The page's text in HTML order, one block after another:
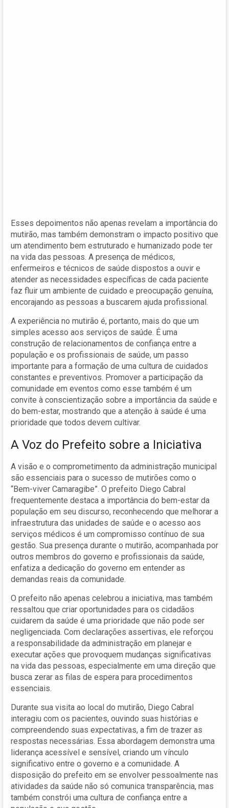
Esses depoimentos não apenas revelam a importância do
mutirão, mas também demonstram o impacto positivo que
um atendimento bem estruturado e humanizado pode ter
na vida das pessoas. A presença de médicos,
enfermeiros e técnicos de saúde dispostos a ouvir e
atender as necessidades específicas de cada paciente
faz fluir um ambiente de cuidado e preocupação genuína,
encorajando as pessoas a buscarem ajuda profissional.
A experiência no mutirão é, portanto, mais do que um
simples acesso aos serviços de saúde. É uma
construção de relacionamentos de confiança entre a
população e os profissionais de saúde, um passo
importante para a formação de uma cultura de cuidados
constantes e preventivos. Promover a participação da
comunidade em eventos como esse também é um
convite à conscientização sobre a importância da saúde e
do bem-estar, mostrando que a atenção à saúde é uma
prioridade que todos devem cultivar.
A Voz do Prefeito sobre a Iniciativa
A visão e o comprometimento da administração municipal
são essenciais para o sucesso de mutirões como o
“Bem-viver Camaragibe”. O prefeito Diego Cabral
frequentemente destaca a importância do bem-estar da
população em seu discurso, reconhecendo que melhorar a
infraestrutura das unidades de saúde e o acesso aos
serviços médicos é um compromisso contínuo de sua
gestão. Sua presença durante o mutirão, acompanhada por
outros membros do governo e profissionais da saúde,
enfatiza a dedicação do governo em entender as
demandas reais da comunidade.
O prefeito não apenas celebrou a iniciativa, mas também
ressaltou que criar oportunidades para os cidadãos
cuidarem da saúde é uma prioridade que não pode ser
negligenciada. Com declarações assertivas, ele reforçou
a responsabilidade da administração em planejar e
executar ações que provoquem mudanças significativas
na vida das pessoas, especialmente em uma direção que
busca zerar as filas de espera para procedimentos
essenciais.
Durante sua visita ao local do mutirão, Diego Cabral
interagiu com os pacientes, ouvindo suas histórias e
compreendendo suas expectativas, a fim de trazer as
respostas necessárias. Essa abordagem demonstra uma
liderança acessível e sensível, criando um vínculo
significativo entre o governo e a comunidade. A
disposição do prefeito em se envolver pessoalmente nas
atividades da saúde não só comunica transparência, mas
também constrói uma cultura de confiança entre a